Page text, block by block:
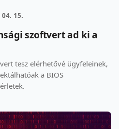
15.
szoftvert ad ki a
tesz elérhetővé ügyfeleinek,
a BIOS